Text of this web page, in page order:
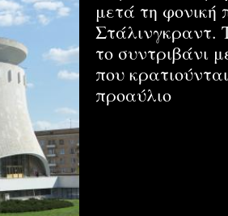
μετά τη φονική
Στάλινγκραντ.
το συντριβάνι
που
προαύλιο